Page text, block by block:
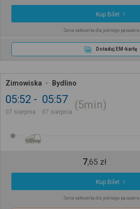
Kup Bilet
Cena całkowita dla jednego
Doładuj EM-kartę
Zimowiska Bydlino
05:52
07 sierpnia
05:57
07 sierpnia
5min
7,65 zł
Kup Bilet
Cena całkowita dla jednego